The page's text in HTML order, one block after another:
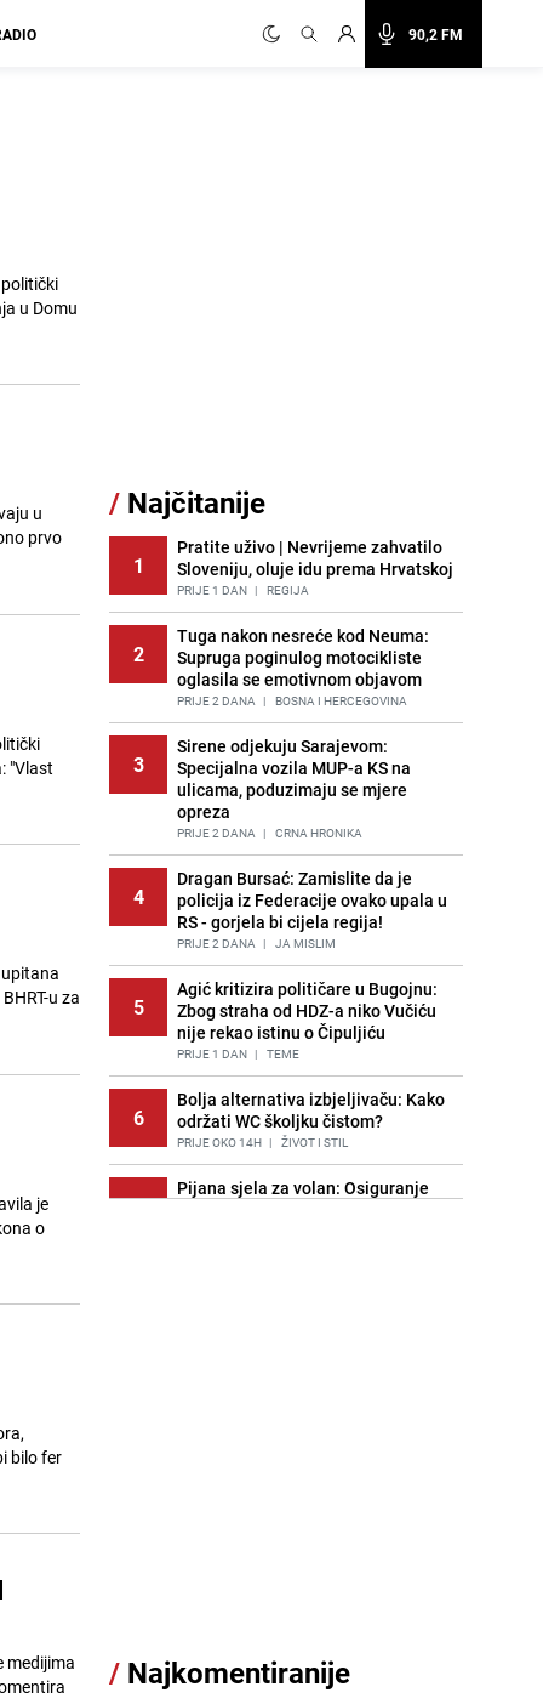
90,2 FM
u Domu
u
prvo
"Vlast
u za
je
o
bilo fer
medijima
/ Najčitanije
1
Pratite uživo | Nevrijeme zahvatilo
Sloveniju, oluje idu prema Hrvatskoj
PRIJE 1 DAN | REGIJA
2
Tuga nakon nesreće kod Neuma:
Supruga poginulog motocikliste
oglasila se emotivnom objavom
PRIJE 2 DANA | BOSNA I HERCEGOVINA
3
Sirene odjekuju Sarajevom:
Specijalna vozila MUP-a KS na
ulicama, poduzimaju se mjere
opreza
PRIJE 2 DANA | CRNA HRONIKA
4
Dragan Bursać: Zamislite da je
policija iz Federacije ovako upala u
RS - gorjela bi cijela regija!
PRIJE 2 DANA | JA MISLIM
5
Agić kritizira političare u Bugojnu:
Zbog straha od HDZ-a niko Vučiću
nije rekao istinu o Čipuljiću
PRIJE 1 DAN | TEME
6
Bolja alternativa izbjeljivaču: Kako
održati WC školjku čistom?
PRIJE OKO 14H | ŽIVOT I STIL
7
Pijana sjela za volan: Osiguranje
Novog
BOSNA I HERCEGOVINA
/ Najkomentiranije